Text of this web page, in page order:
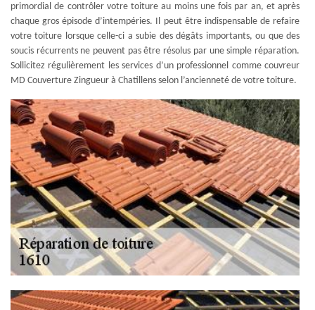
primordial de contrôler votre toiture au moins une fois par an, et après
chaque gros épisode d’intempéries. Il peut être indispensable de refaire
votre toiture lorsque celle-ci a subie des dégâts importants, ou que des
soucis récurrents ne peuvent pas être résolus par une simple réparation.
Sollicitez régulièrement les services d’un professionnel comme couvreur
MD Couverture Zingueur à Chatillens selon l’ancienneté de votre toiture.